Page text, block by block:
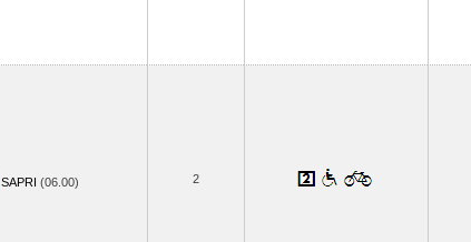
SAPRI (06.00) 2